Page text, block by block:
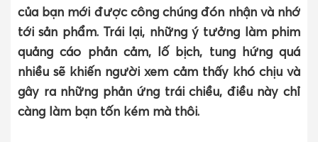
của bạn mới được công chúng đón nhận và nhớ
tới sản phẩm. Trái lại, những ý tưởng làm phim
quảng cáo phản cảm, lố bịch, tung hứng quá
nhiều sẽ khiến người xem cảm thấy khó chịu và
gây ra những phản ứng trái chiều, điều này chỉ
càng làm bạn tốn kém mà thôi.